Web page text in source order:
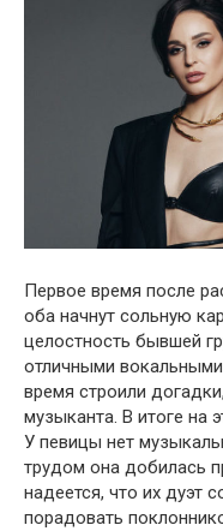
Первое время после
оба начнут сольную
целостность бывшей
отличными
время строили
музыканта. В итоге на
У певицы нет
трудом она добилась
надеется, что их дуэт
порадовать